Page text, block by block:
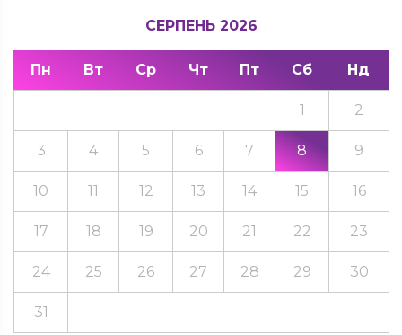
СЕРПЕНЬ 2026
Пн Вт Ср Чт Пт Сб Нд
1 2
3 4 5 6 7 8 9
10 11 12 13 14 15 16
17 18 19 20 21 22 23
24 25 26 27 28 29 30
31